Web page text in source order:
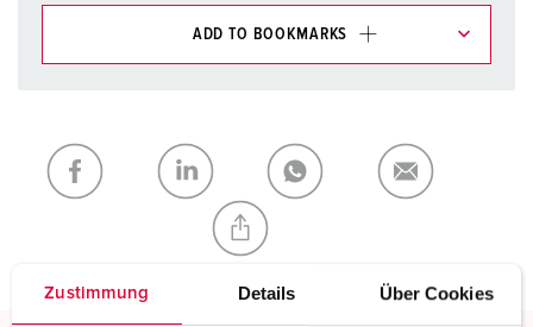
Zustimmung Details Über Cookies
ADD TO BOOKMARKS
My list ADD
CREATE A NEW LIST